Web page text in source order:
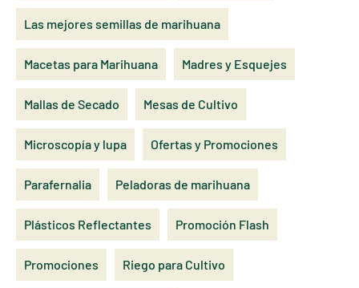
Las mejores semillas de marihuana
Macetas para Marihuana Madres y Esquejes
Mallas de Secado Mesas de Cultivo
Microscopía y lupa Ofertas y Promociones
Parafernalia Peladoras de marihuana
Plásticos Reflectantes Promoción Flash
Promociones Riego para Cultivo